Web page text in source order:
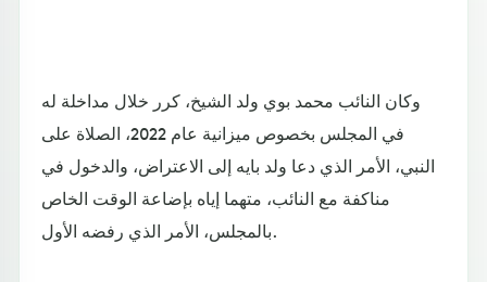
وكان النائب محمد بوي ولد الشيخ، كرر خلال مداخلة له
في المجلس بخصوص ميزانية عام 2022، الصلاة على
النبي، الأمر الذي دعا ولد بايه إلى الاعتراض، والدخول في
مناكفة مع النائب، متهما إياه بإضاعة الوقت الخاص
بالمجلس، الأمر الذي رفضه الأول.